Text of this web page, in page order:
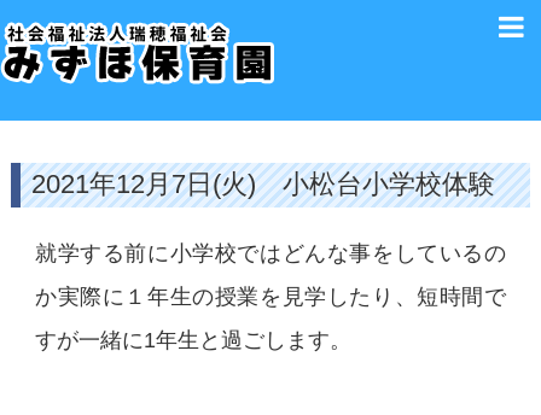
2021年12月7日(火) 小松台小学校体験
就学する前に小学校ではどんな事をしているの
か実際に１年生の授業を見学したり、短時間で
すが一緒に1年生と過ごします。